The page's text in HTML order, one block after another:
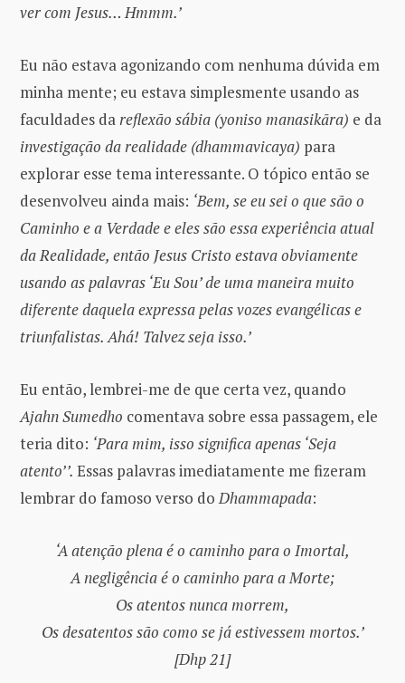
ver com Jesus… Hmmm.’
Eu não estava agonizando com nenhuma dúvida em
minha mente; eu estava simplesmente usando as
faculdades dareflexão sábia (yoniso manasikāra) e da
investigação da realidade (dhammavicaya) para
explorar esse tema interessante. O tópico então se
desenvolveu ainda mais: ‘Bem, se eu sei o que são o
Caminho e a Verdade e eles são essa experiência atual
da Realidade, então Jesus Cristo estava obviamente
usando as palavras ‘Eu Sou’ de uma maneira muito
diferente daquela expressa pelas vozes evangélicas e
triunfalistas. Ahá! Talvez seja isso.’
Eu então, lembrei-me de que certa vez, quando
Ajahn Sumedho comentava sobre essa passagem, ele
teria dito: ‘Para mim, isso significa apenas ‘Seja
atento’’. Essas palavras imediatamente me fizeram
lembrar do famoso verso doDhammapada:
‘A atenção plena é o caminho para o Imortal,
A negligência é o caminho para a Morte;
Os atentos nunca morrem,
Os desatentos são como se já estivessem mortos.’
[Dhp 21]